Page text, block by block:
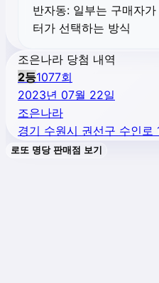
반자동: 일부는 구매자
터가 선택하는 방식
조은나라 당첨 내역
2등1077회
2023년 07월 22일
조은나라
경기 수원시 권선구 수인로
로또 명당 판매점 보기